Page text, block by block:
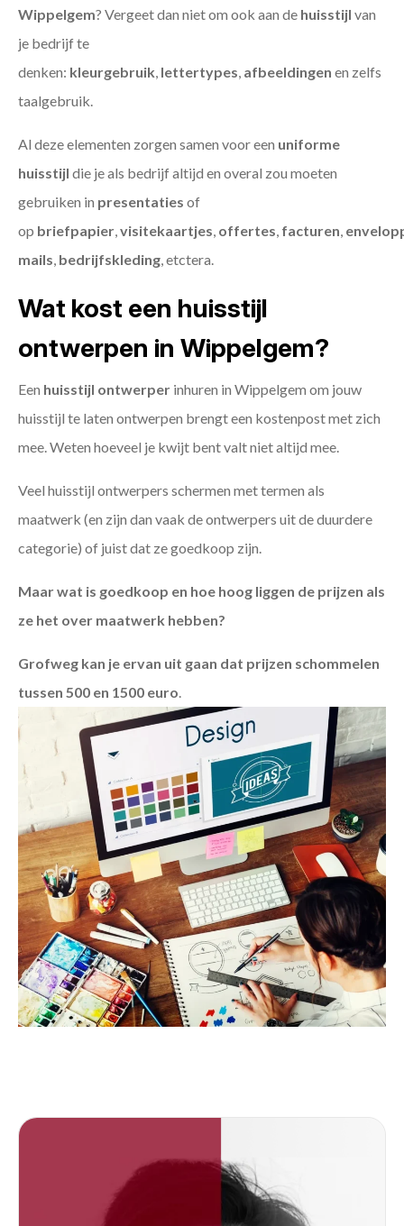
Wippelgem? Vergeet dan niet om ook aan de huisstijl van
je bedrijf te
denken: kleurgebruik, lettertypes, afbeeldingen en zelfs
taalgebruik.
Al deze elementen zorgen samen voor een uniforme
huisstijl die je als bedrijf altijd en overal zou moeten
gebruiken in presentaties of
op briefpapier,visitekaartjes, offertes, facturen,
mails, bedrijfskleding, etctera.
Wat kost een huisstijl
ontwerpen in Wippelgem?
Een huisstijl ontwerper inhuren in Wippelgem om jouw
huisstijl te laten ontwerpen brengt een kostenpost met zich
mee. Weten hoeveel je kwijt bent valt niet altijd mee.
Veel huisstijl ontwerpers schermen met termen als
maatwerk (en zijn dan vaak de ontwerpers uit de duurdere
categorie) of juist dat ze goedkoop zijn.
Maar wat is goedkoop en hoe hoog liggen de prijzen als
ze het over maatwerk hebben?
Grofweg kan je ervan uit gaan dat prijzen schommelen
tussen 500 en 1500 euro.